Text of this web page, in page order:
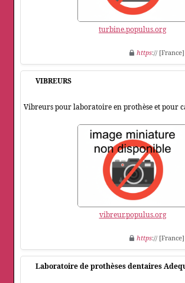
turbine.populus.org
https://
VIBREURS
Vibreurs pour laboratoire en prothèse et pour
vibreur.populus.org
https://
Laboratoire de prothèses dentaires